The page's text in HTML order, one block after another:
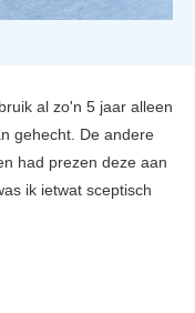
al zo'n 5 jaar alleen
gehecht. De andere
had prezen deze aan
ik ietwat sceptisch